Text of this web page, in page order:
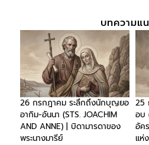
บทความแน
26 กรกฎาคม ระลึกถึงนักบุญยอ
อากิม-อันนา (STS. JOACHIM
AND ANNE) | บิดามารดาของ
พระนางมารีย์
25
อบ
อัค
แห่